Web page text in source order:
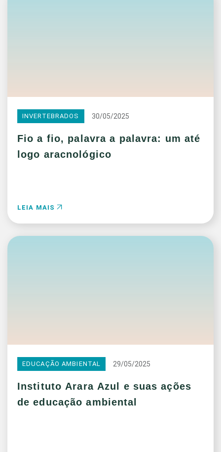
INVERTEBRADOS 30/05/2025
Fio a fio, palavra a palavra: um até
logo aracnológico
LEIA MAIS
EDUCAÇÃO AMBIENTAL 29/05/2025
Instituto Arara Azul e suas ações
de educação ambiental